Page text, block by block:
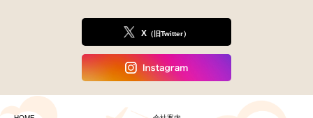
X （旧Twitter）